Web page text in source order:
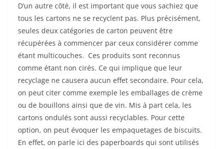
D’un autre côté, il est important que vous sachiez que
tous les cartons ne se recyclent pas. Plus précisément,
seules deux catégories de carton peuvent être
récupérées à commencer par ceux considérer comme
étant multicouches. Ces produits sont reconnus
comme étant non cirés. Ce qui implique que leur
recyclage ne causera aucun effet secondaire. Pour cela,
on peut citer comme exemple les emballages de crème
ou de bouillons ainsi que de vin. Mis à part cela, les
cartons ondulés sont aussi recyclables. Pour cette
option, on peut évoquer les empaquetages de biscuits.
En effet, on parle ici des paperboards qui sont utilisés